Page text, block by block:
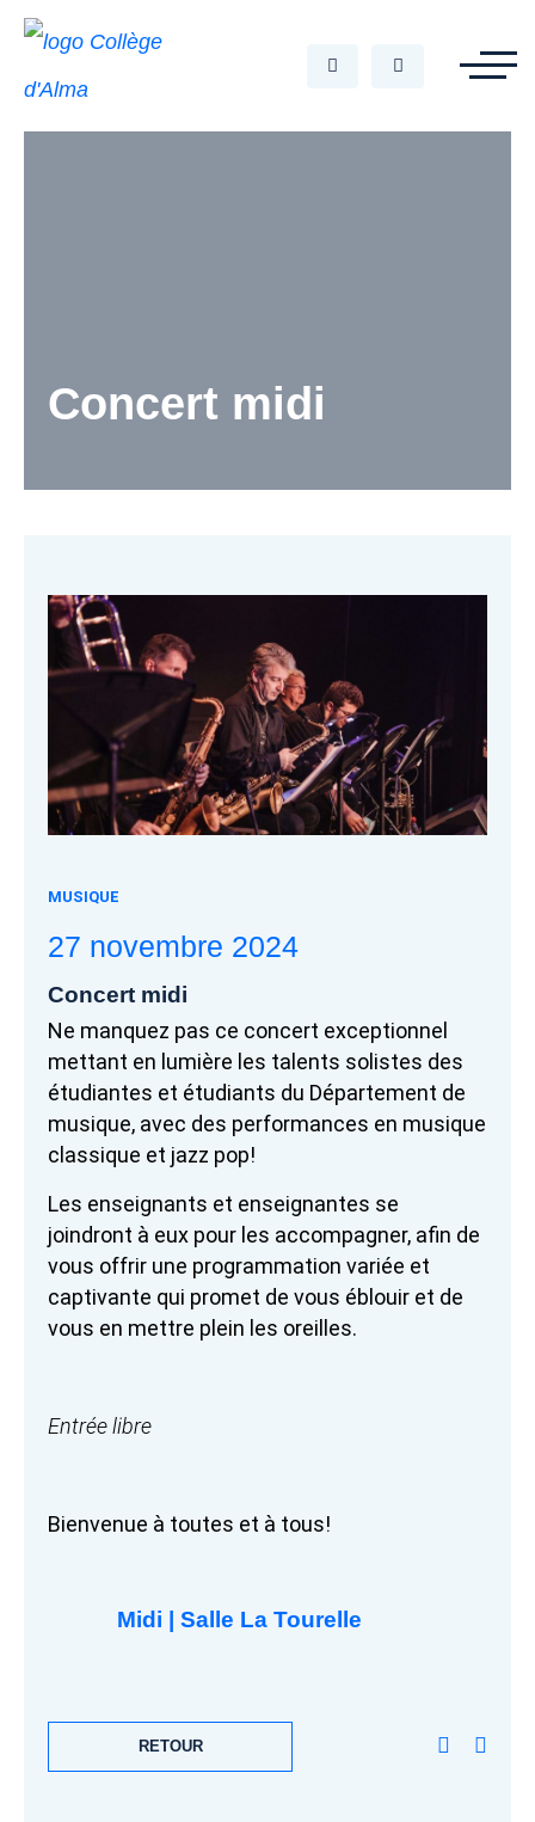
Concert midi
MUSIQUE
27 novembre 2024
Concert midi
Ne manquez pas ce concert exceptionnel
mettant en lumière les talents solistes des
étudiantes et étudiants du Département de
musique, avec des performances en musique
classique et jazz pop!
Les enseignants et enseignantes se
joindront à eux pour les accompagner, afin de
vous offrir une programmation variée et
captivante qui promet de vous éblouir et de
vous en mettre plein les oreilles.
Entrée libre
Bienvenue à toutes et à tous!
Midi | Salle La Tourelle
RETOUR